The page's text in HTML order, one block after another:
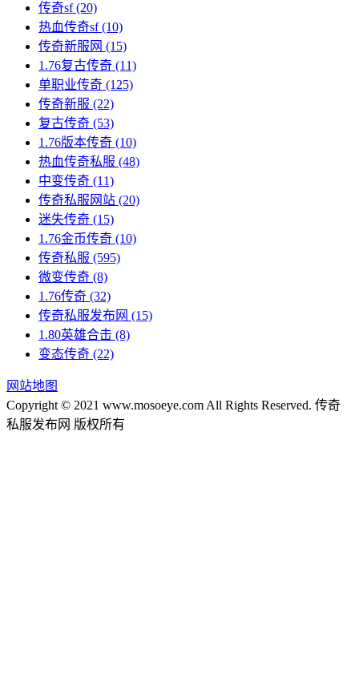
传奇sf(20)
热血传奇sf(10)
传奇新服网 (15)
1.76复古传奇 (11)
单职业传奇 (125)
传奇新服 (22)
复古传奇 (53)
1.76版本传奇 (10)
热血传奇私服 (48)
中变传奇 (11)
传奇私服网站 (20)
迷失传奇 (15)
1.76金币传奇 (10)
传奇私服 (595)
微变传奇 (8)
1.76传奇 (32)
传奇私服发布网 (15)
1.80英雄合击 (8)
变态传奇 (22)
网站地图
Copyright © 2021 www.mosoeye.com All Rights Reserved. 传奇
私服发布网 版权所有